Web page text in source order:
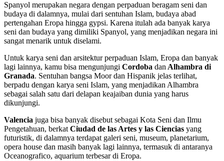
Spanyol merupakan negara dengan perpaduan beragam seni dan
budaya di dalamnya, mulai dari sentuhan Islam, budaya abad
pertengahan Eropa hingga gypsi. Karena itulah ada banyak karya
seni dan budaya yang dimiliki Spanyol, yang menjadikan negara ini
sangat menarik untuk diselami.
Untuk karya seni dan arsitektur perpaduan Islam, Eropa dan banyak
lagi lainnya, kamu bisa mengunjungi Cordoba dan Alhambra di
Granada. Sentuhan bangsa Moor dan Hispanik jelas terlihat,
berpadu dengan karya seni Islam, yang menjadikan Alhambra
sebagai salah satu dari delapan keajaiban dunia yang harus
dikunjungi.
Valencia juga bisa banyak disebut sebagai Kota Seni dan Ilmu
Pengetahuan, berkat Ciudad de las Artes y las Ciencias yang
futuristik, di dalamnya terdapat galeri seni, museum, planetarium,
opera house dan masih banyak lagi lainnya, termasuk di antaranya
Oceanografico, aquarium terbesar di Eropa.